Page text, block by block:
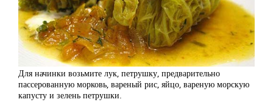
Для начинки возьмите лук, петрушку, предварительно
пассерованную морковь, вареный рис, яйцо, вареную морскую
капусту и зелень петрушки.